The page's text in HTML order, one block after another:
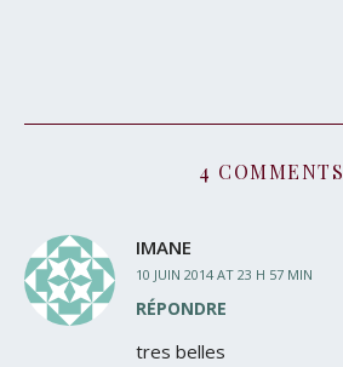
4 COMMENTS
IMANE
10 JUIN 2014 AT 23 H 57 MIN
RÉPONDRE
tres belles